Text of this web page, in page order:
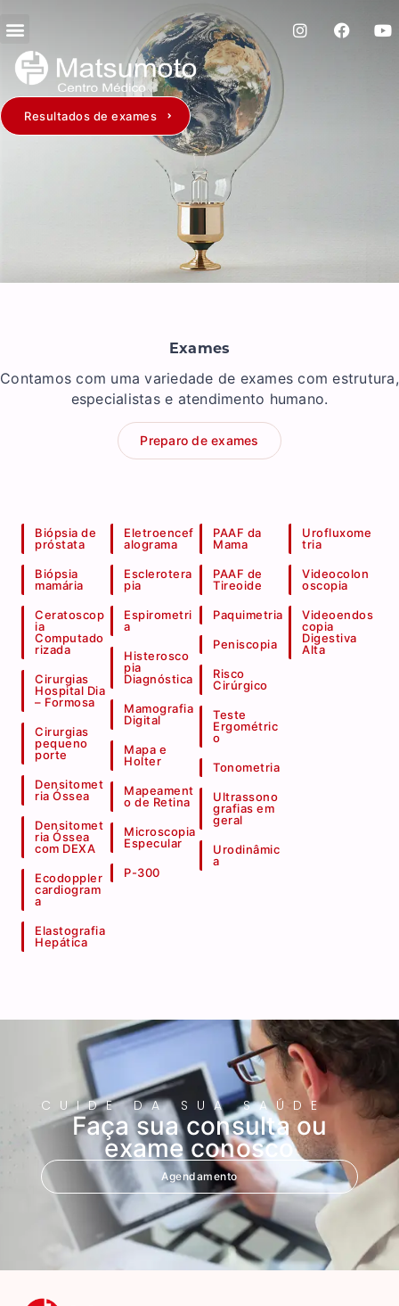
Resultados de exames
Exames
Contamos com uma variedade de exames com estrutura,
especialistas e atendimento humano.
Preparo de exames
Biópsia de
próstata
Biópsia
mamária
Ceratoscop
ia
Computado
rizada
Cirurgias
Hospital Dia
– Formosa
Cirurgias
pequeno
porte
Densitomet
ria Óssea
Densitomet
ria Óssea
com DEXA
Ecodoppler
cardiogram
a
Elastografia
Hepática
Eletroencef
alograma
Esclerotera
pia
Espirometri
a
Histerosco
pia
Diagnóstica
Mamografia
Digital
Mapa e
Holter
Mapeament
o de Retina
Microscopia
Especular
P-300
PAAF da
Mama
PAAF de
Tireoide
Paquimetria
Peniscopia
Risco
Cirúrgico
Teste
Ergométric
o
Tonometria
Ultrassono
grafias em
geral
Urodinâmic
a
Urofluxome
tria
Videocolon
oscopia
Videoendos
copia
Digestiva
Alta
CUIDE DA SUA SAÚDE
Faça sua consulta ou
exame conosco
Agendamento